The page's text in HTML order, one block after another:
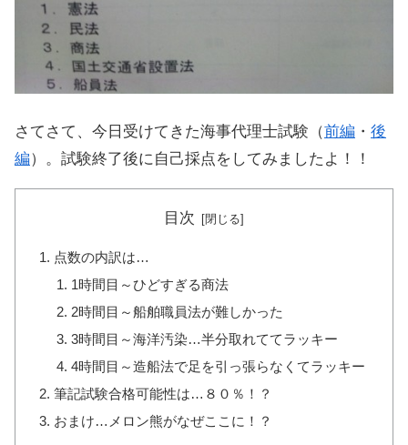
さてさて、今日受けてきた海事代理士試験（前編 ・ 後
編）。試験終了後に自己採点をしてみましたよ！！
目次
点数の内訳は…
1時間目～ひどすぎる商法
2時間目～船舶職員法が難しかった
3時間目～海洋汚染…半分取れててラッキー
4時間目～造船法で足を引っ張らなくてラッキー
筆記試験合格可能性は…８０％！？
おまけ…メロン熊がなぜここに！？